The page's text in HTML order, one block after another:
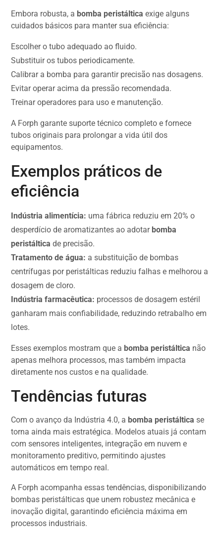
Embora robusta, a bomba peristáltica exige alguns
cuidados básicos para manter sua eficiência:
Escolher o tubo adequado ao fluido.
Substituir os tubos periodicamente.
Calibrar a bomba para garantir precisão nas dosagens.
Evitar operar acima da pressão recomendada.
Treinar operadores para uso e manutenção.
A Forph garante suporte técnico completo e fornece
tubos originais para prolongar a vida útil dos
equipamentos.
Exemplos práticos de
eficiência
Indústria alimentícia: uma fábrica reduziu em 20% o
desperdício de aromatizantes ao adotarbomba
peristáltica de precisão.
Tratamento de água: a substituição de bombas
centrífugas por peristálticas reduziu falhas e melhorou a
dosagem de cloro.
Indústria farmacêutica: processos de dosagem estéril
ganharam mais confiabilidade, reduzindo retrabalho em
lotes.
Esses exemplos mostram que a bomba peristáltica não
apenas melhora processos, mas também impacta
diretamente nos custos e na qualidade.
Tendências futuras
Com o avanço da Indústria 4.0, a bomba peristáltica se
torna ainda mais estratégica. Modelos atuais já contam
com sensores inteligentes, integração em nuvem e
monitoramento preditivo, permitindo ajustes
automáticos em tempo real.
A Forph acompanha essas tendências, disponibilizando
bombas peristálticas que unem robustez mecânica e
inovação digital, garantindo eficiência máxima em
processos industriais.